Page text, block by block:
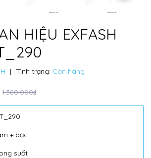
HIỆU EXFASH
| Tình trạng: Còn hàng
1.380.000₫
+ bạc
suốt